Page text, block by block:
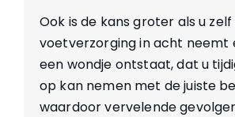
Ook is de kans groter als u
voetverzorging in acht neemt
een wondje ontstaat, dat u
op kan nemen met de juiste
waardoor vervelende